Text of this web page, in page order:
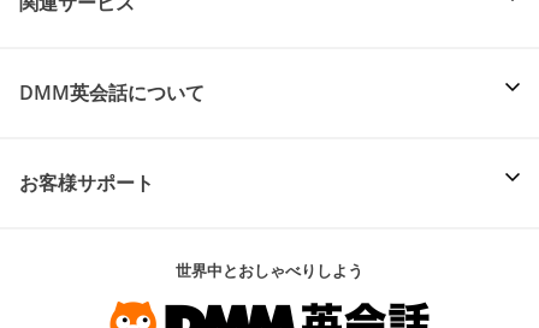
DMM英会話について
お客様サポート
世界中とおしゃべりしよう